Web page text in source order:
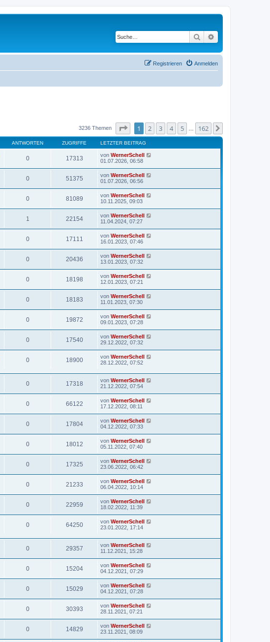
Suche
Anmelden
Registrieren
3236 Themen Seite von162
1 2 3 4 5 162
ANTWORTEN ZUGRIFFE LETZTER BEITRAG
0 17313 von WernerSchell
01.07.2026, 06:58
0 51375 von WernerSchell
01.07.2026, 06:56
0 81089 von WernerSchell
10.11.2025, 09:03
1 22154 von WernerSchell
11.04.2024, 07:27
0 17111 von WernerSchell
16.01.2023, 07:46
0 20436 von WernerSchell
13.01.2023, 07:32
0 18198 von WernerSchell
12.01.2023, 07:21
0 18183 von WernerSchell
11.01.2023, 07:30
0 19872 von WernerSchell
09.01.2023, 07:28
0 17540 von WernerSchell
29.12.2022, 07:32
0 18900 von WernerSchell
28.12.2022, 07:52
0 17318 von WernerSchell
21.12.2022, 07:54
0 66122 von WernerSchell
17.12.2022, 08:11
0 17804 von WernerSchell
04.12.2022, 07:33
0 18012 von WernerSchell
05.11.2022, 07:40
0 17325 von WernerSchell
23.06.2022, 06:42
0 21233 von WernerSchell
06.04.2022, 10:14
0 22959 von WernerSchell
18.02.2022, 11:39
0 64250 von WernerSchell
23.01.2022, 17:14
0 29357 von WernerSchell
11.12.2021, 15:28
0 15204 von WernerSchell
04.12.2021, 07:29
0 15029 von WernerSchell
04.12.2021, 07:28
0 30393 von WernerSchell
28.11.2021, 07:21
0 14829 von WernerSchell
23.11.2021, 08:09